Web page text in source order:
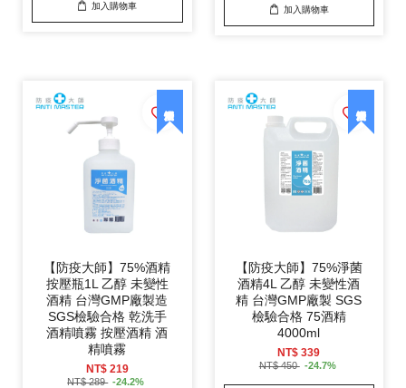
加入購物車 加入購物車
【防疫大師】75%酒精
按壓瓶1L 乙醇 未變性
酒精 台灣GMP廠製造
SGS檢驗合格 乾洗手
酒精噴霧 按壓酒精 酒
精噴霧
NT$ 219
NT$ 289 -24.2%
【防疫大師】75%淨菌
酒精4L 乙醇 未變性酒
精 台灣GMP廠製 SGS
檢驗合格 75酒精
4000ml
NT$ 339
NT$ 450 -24.7%